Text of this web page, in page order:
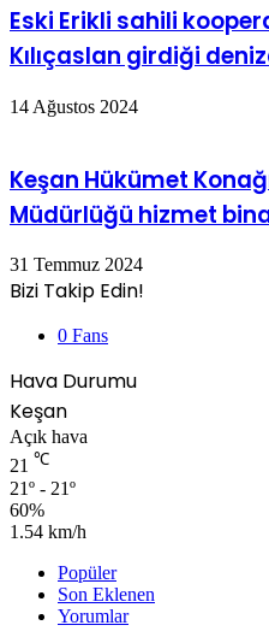
Eski Erikli sahili
Kılıçaslan girdiği
14 Ağustos 2024
Keşan Hükümet
Müdürlüğü hizmet
31 Temmuz 2024
Bizi Takip Edin!
0 Fans
Hava Durumu
Keşan
Açık hava
21 ℃
21º - 21º
60%
1.54 km/h
Popüler
Son Eklenen
Yorumlar